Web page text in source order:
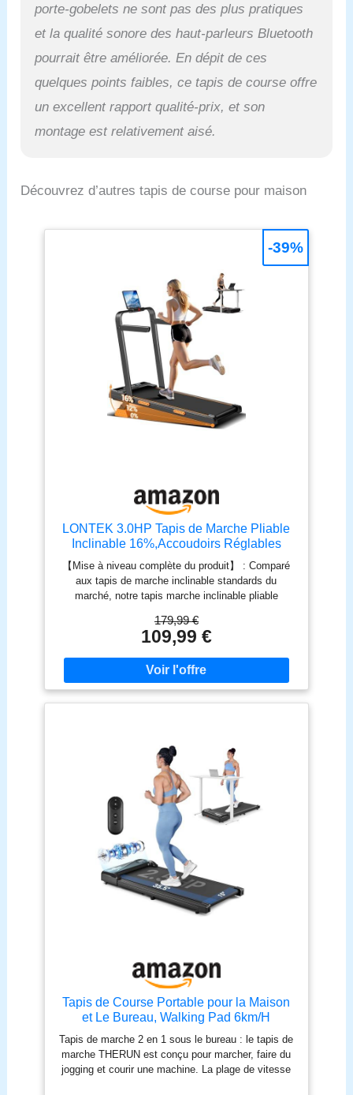
porte-gobelets ne sont pas des plus pratiques
et la qualité sonore des haut-parleurs Bluetooth
pourrait être améliorée. En dépit de ces
quelques points faibles, ce tapis de course offre
un excellent rapport qualité-prix, et son
montage est relativement aisé.
Découvrez d’autres tapis de course pour maison
LONTEK 3.0HP Tapis de Marche Pliable
Inclinable 16%,Accoudoirs Réglables
【Mise à niveau complète du produit】 : Comparé
aux tapis de marche inclinable standards du
marché, notre tapis marche inclinable pliable
niveaux (max 16%), un moteur sans balais de 3.0
CV (vitesse max 10 km/h), un plateau (2 couches)
et une bande de course (6 couches). Il dispose
également de reposabrazos ajustables pour plus de
confort ; avec son panneau LED intuitif et
télécommande magnétique, ce tapis roulant pliable
d'absorption des chocs et faible niveau sonore pour
protéger les genoux】 : Ce tapis pliable de marche
silencieux est doté d'un système d'absorption des
chocs multicouche. plateau de course à 2 couches
et bande de course à 7 couches réduisent
efficacement les vibrations. Équipé de huit
amortisseurs internes en silicone et de quatre
coussinets externes en caoutchouc alvéolé, il
protège efficacement les genoux tout en réduisant
les niveaux sonores en dessous de 45 décibels,
Vous pouvez donc l'utiliser la nuit sans déranger
vos voisins. 【Assurance qualité et sécurité, pour
LONTEK. Après avoir subi 100 000 cycles de
course, le produit ne présentait aucune déformation
ni fissure. La conception antidérapante de la
semelle et les accoudoirs réglables garantissent
encombrante pour un rangement facile】 : Mesurant
108 x 58 x 114 cm,Dimensions une fois plié
121x58x10 cm, ce tapis marche pliable se range
179,99 €
109,99 €
-39%
Tapis de Course Portable pour la Maison
et Le Bureau, Walking Pad 6km/H
Tapis de marche 2 en 1 sous le bureau : le tapis de
marche THERUN est conçu pour marcher, faire du
jogging et courir une machine. La plage de vitesse